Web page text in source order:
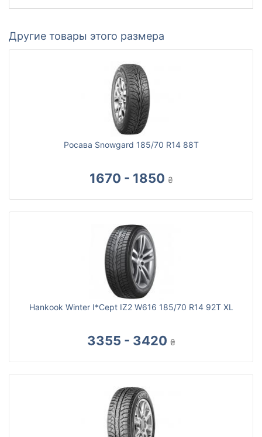
Другие товары этого размера
Росава Snowgard 185/70 R14 88T
1670 - 1850 ₴
Hankook Winter I*Cept IZ2 W616 185/70 R14 92T XL
3355 - 3420 ₴